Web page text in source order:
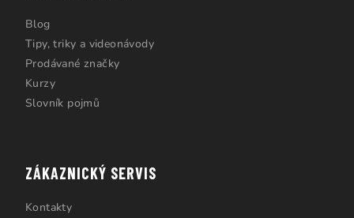
Blog
Tipy, triky a videonávody
Prodávané značky
Kurzy
Slovník pojmů
ZÁKAZNICKÝ SERVIS
Kontakty